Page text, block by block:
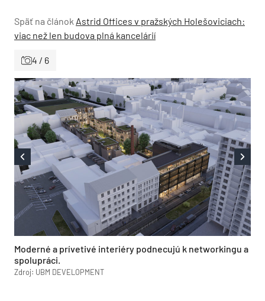
Späť na článok Astrid Offices v pražských Holešoviciach:
viac než len budova plná kancelárií
4 / 6
Moderné a prívetivé interiéry podnecujú k networkingu a
spolupráci.
Zdroj: UBM DEVELOPMENT